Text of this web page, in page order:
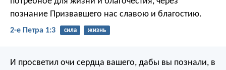
познание Призвавшего нас славою и благостию.
2-е Петра 1:3 сила жизнь
И просветил очи сердца вашего, дабы вы познали, в